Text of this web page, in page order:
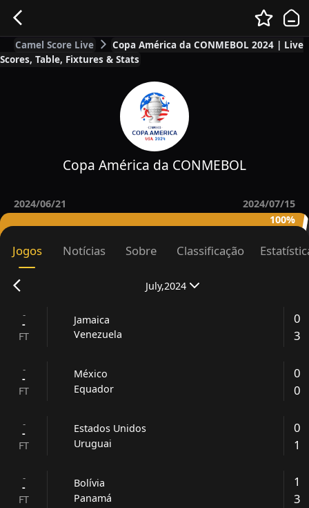
Camel Score Live
Copa América da CONMEBOL 2024 | Live
Scores, Table, Fixtures & Stats
Copa América da CONMEBOL
2024/06/21
2024/07/15
100%
Jogos Notícias Sobre Classificação
July,2024
-
-
FT
Jamaica
Venezuela
0
3
-
-
FT
México
Equador
0
0
-
-
FT
Estados Unidos
Uruguai
0
1
-
-
FT
Bolívia
Panamá
1
3